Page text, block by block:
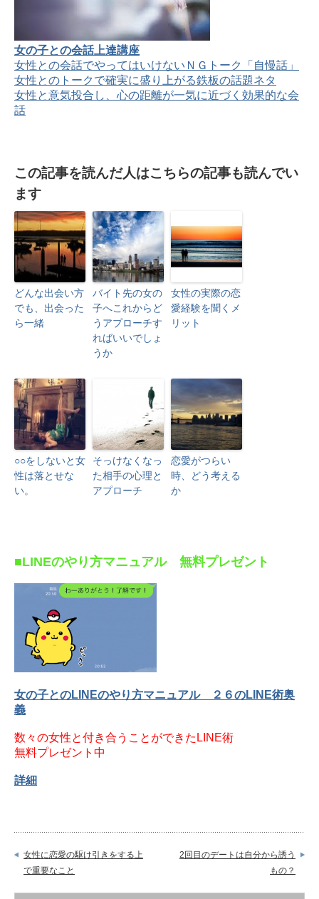
女の子との会話上達講座
女性との会話でやってはいけないＮＧトーク「自慢話」
女性とのトークで確実に盛り上がる鉄板の話題ネタ
女性と意気投合し、心の距離が一気に近づく効果的な会
話
この記事を読んだ人はこちらの記事も読んでい
ます
どんな出会い方
でも、出会った
ら一緒
バイト先の女の
子へこれからど
うアプローチす
ればいいでしょ
うか
女性の実際の恋
愛経験を聞くメ
リット
○○をしないと女
性は落とせな
い。
そっけなくなっ
た相手の心理と
アプローチ
恋愛がつらい
時、どう考える
か
■LINEのやり方マニュアル 無料プレゼント
女の子とのLINEのやり方マニュアル ２６のLINE術奥
義
数々の女性と付き合うことができたLINE術
無料プレゼント中
詳細
女性に恋愛の駆け引きをする上
で重要なこと
2回目のデートは自分から誘う
もの？